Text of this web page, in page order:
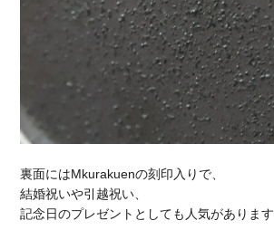
裏面にはMkurakuenの刻印入りで、
結婚祝いや引越祝い、
記念日のプレゼントとしても人気があります